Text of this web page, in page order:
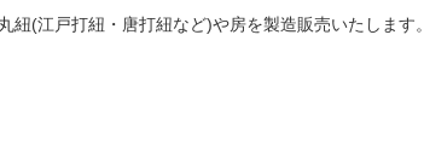
(江戸打紐・唐打紐など)や房を製造販売いたします。